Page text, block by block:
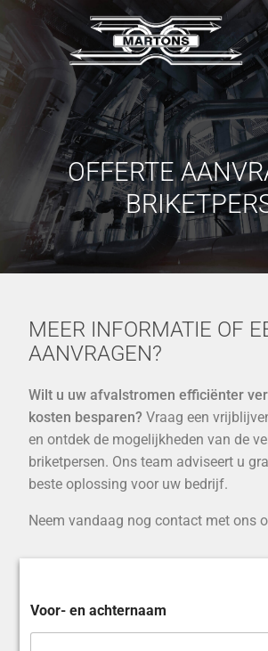
Naar
de
inhoud
springen
OFFERTE
MEER INFORMATIE OF
AANVRAGEN?
Wilt u uw afvalstromen efficiënter
kosten besparen? Vraag een
en ontdek de mogelijkheden van de
briketpersen. Ons team adviseert u
beste oplossing voor uw bedrijf.
Neem vandaag nog contact met ons
Voor- en achternaam